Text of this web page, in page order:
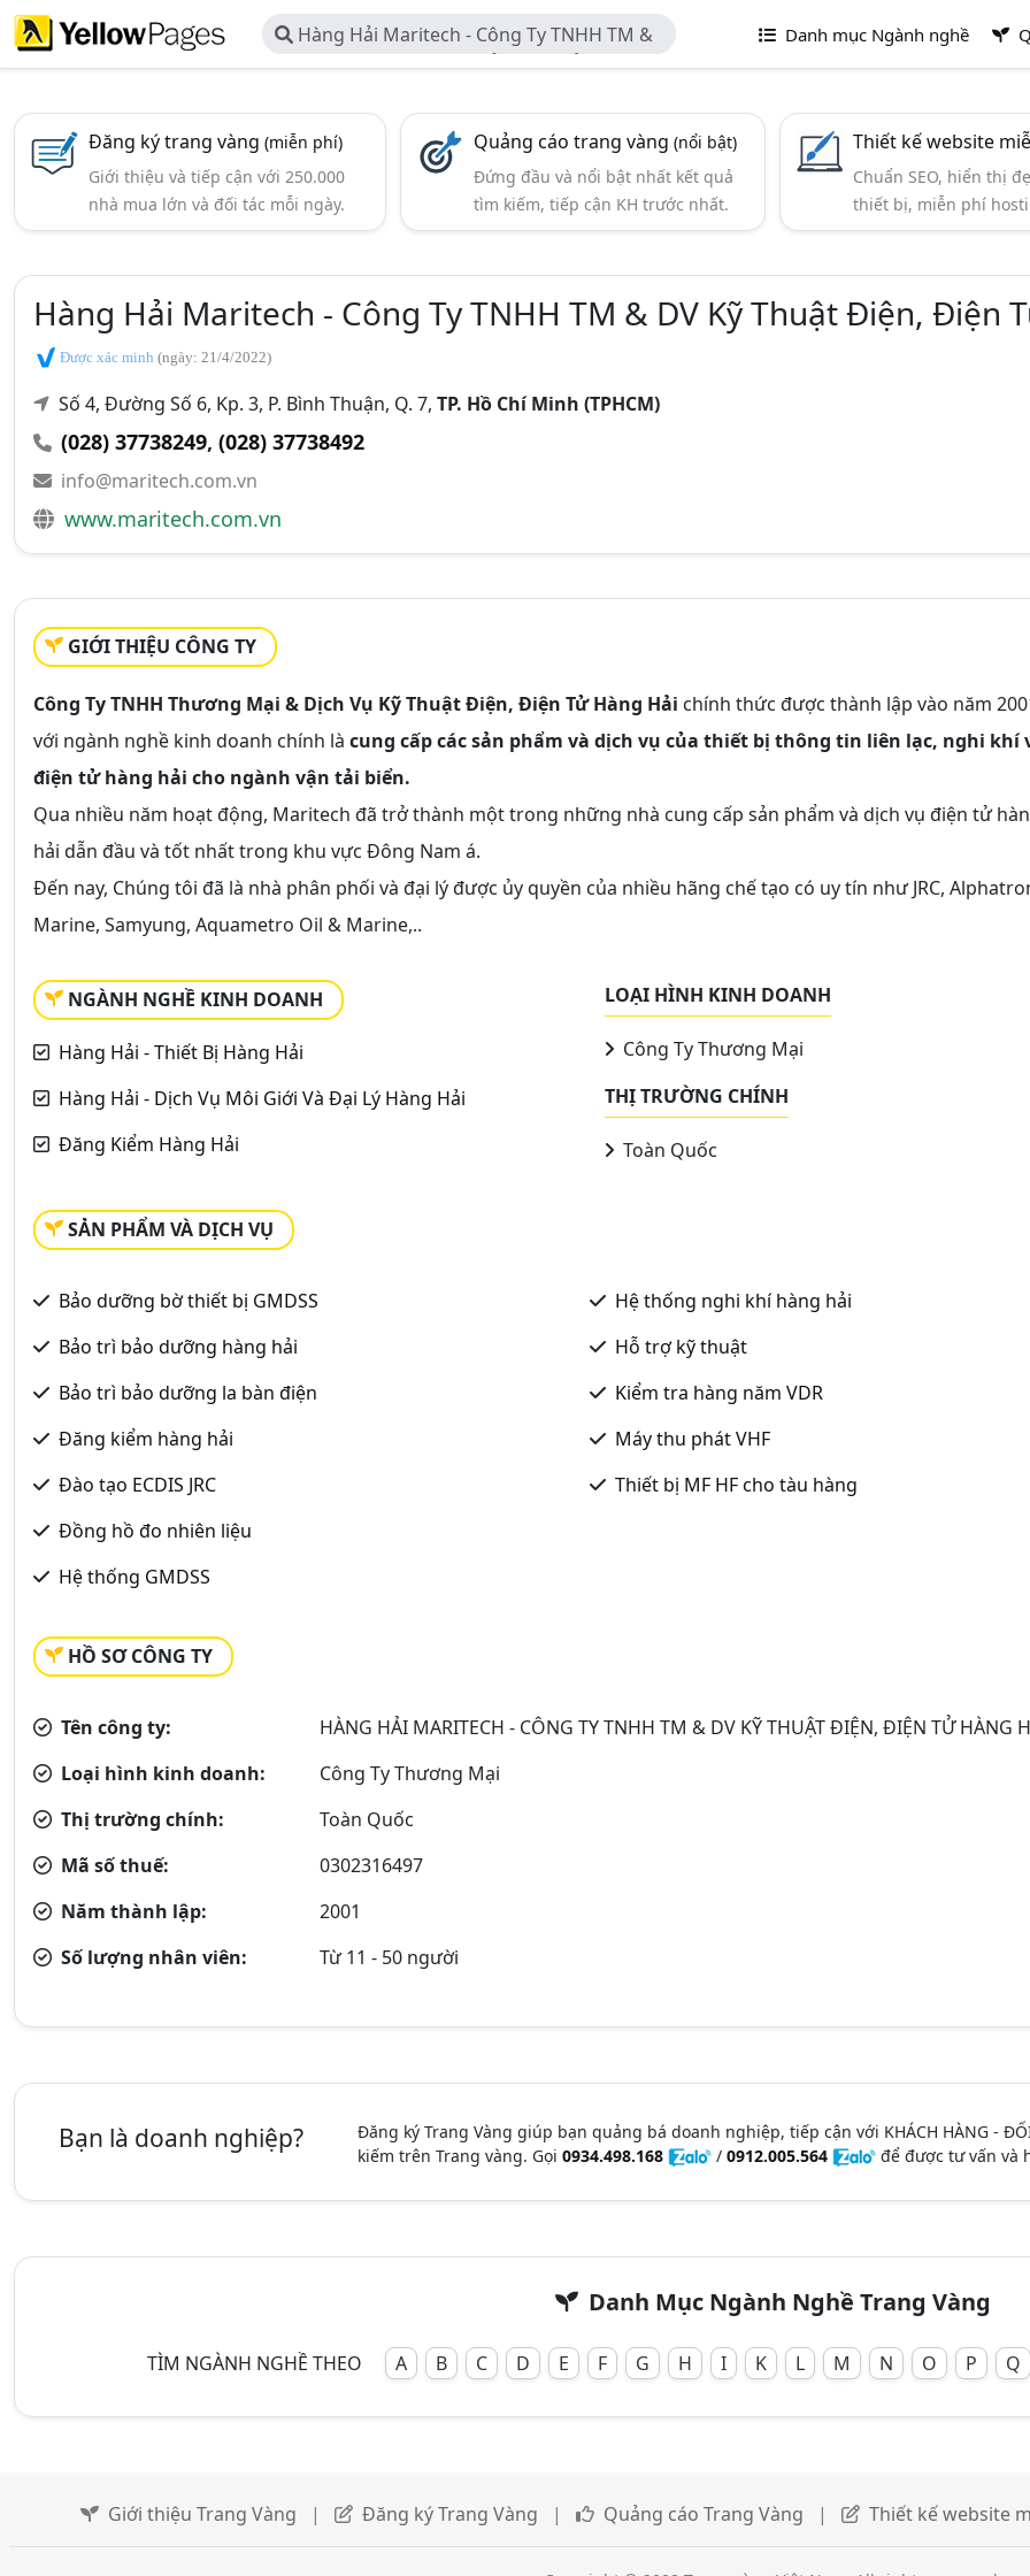
Hàng Hải Maritech - Công Ty TNHH TM &
DV Kỹ Thuật Điện, Điện Tử Hàng Hải
Danh mục Ngành nghề
Đăng ký trang vàng (miễn phí)
Giới thiệu và tiếp cận với 250.000
nhà mua lớn và đối tác mỗi ngày.
Quảng cáo trang vàng(nổi bật)
Đứng đầu và nổi bật nhất kết quả
tìm kiếm, tiếp cận KH trước nhất.
Thiết kế website
Chuẩn SEO, hiển thị
thiết bị, miễn phí
Hàng Hải Maritech - Công Ty TNHH TM & DV Kỹ Thuật Điện, Điện
Được xác minh (ngày: 21/4/2022)
Số 4, Đường Số 6, Kp. 3, P. Bình Thuận, Q. 7, TP. Hồ Chí Minh (TPHCM)
(028) 37738249, (028) 37738492
info@maritech.com.vn
www.maritech.com.vn
GIỚI THIỆU CÔNG TY
Công Ty TNHH Thương Mại & Dịch Vụ Kỹ Thuật Điện, Điện Tử Hàng Hải chính thức được thành lập vào năm
với ngành nghề kinh doanh chính là cung cấp các sản phẩm và dịch vụ của thiết bị thông tin liên lạc, nghi khí
điện tử hàng hải cho ngành vận tải biển.
Qua nhiều năm hoạt động, Maritech đã trở thành một trong những nhà cung cấp sản phẩm và dịch vụ điện tử
hải dẫn đầu và tốt nhất trong khu vực Đông Nam á.
Đến nay, Chúng tôi đã là nhà phân phối và đại lý được ủy quyền của nhiều hãng chế tạo có uy tín như JRC,
Marine, Samyung, Aquametro Oil & Marine,..
NGÀNH NGHỀ KINH DOANH
Hàng Hải - Thiết Bị Hàng Hải
Hàng Hải - Dịch Vụ Môi Giới Và Đại Lý Hàng Hải
Đăng Kiểm Hàng Hải
LOẠI HÌNH KINH DOANH
Công Ty Thương Mại
THỊ TRƯỜNG CHÍNH
Toàn Quốc
SẢN PHẨM VÀ DỊCH VỤ
Bảo dưỡng bờ thiết bị GMDSS
Bảo trì bảo dưỡng hàng hải
Bảo trì bảo dưỡng la bàn điện
Đăng kiểm hàng hải
Đào tạo ECDIS JRC
Đồng hồ đo nhiên liệu
Hệ thống GMDSS
Hệ thống nghi khí hàng hải
Hỗ trợ kỹ thuật
Kiểm tra hàng năm VDR
Máy thu phát VHF
Thiết bị MF HF cho tàu hàng
HỒ SƠ CÔNG TY
Tên công ty:
HÀNG HẢI MARITECH - CÔNG TY TNHH TM & DV KỸ THUẬT ĐIỆN, ĐIỆN TỬ HÀNG
Loại hình kinh doanh:
Công Ty Thương Mại
Thị trường chính:
Toàn Quốc
Mã số thuế:
0302316497
Năm thành lập:
2001
Số lượng nhân viên:
Từ 11 - 50 người
Bạn là doanh nghiệp?
Đăng ký Trang Vàng giúp bạn quảng bá doanh nghiệp, tiếp cận với KHÁCH HÀNG -
kiếm trên Trang vàng. Gọi 0934.498.168 / 0912.005.564 để được tư vấn và
Danh Mục Ngành Nghề Trang Vàng
TÌM NGÀNH NGHỀ THEO A B C D E F G H I K L M N O P Q
Giới thiệu Trang Vàng | Đăng ký Trang Vàng | Quảng cáo Trang Vàng | Thiết kế website